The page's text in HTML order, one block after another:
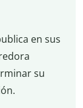
en sus
su